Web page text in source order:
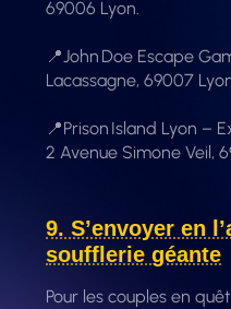
69006 Lyon.
📍John Doe Escape
Lacassagne, 69007
📍Prison Island Lyon –
2 Avenue Simone Veil,
9. S’envoyer en
soufflerie géante
Pour les couples en